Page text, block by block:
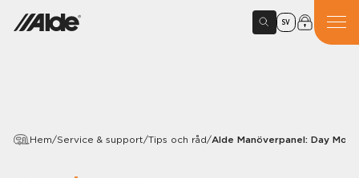
SV
Hem/Service & support/Tips och råd/Alde Manöverpanel: Day